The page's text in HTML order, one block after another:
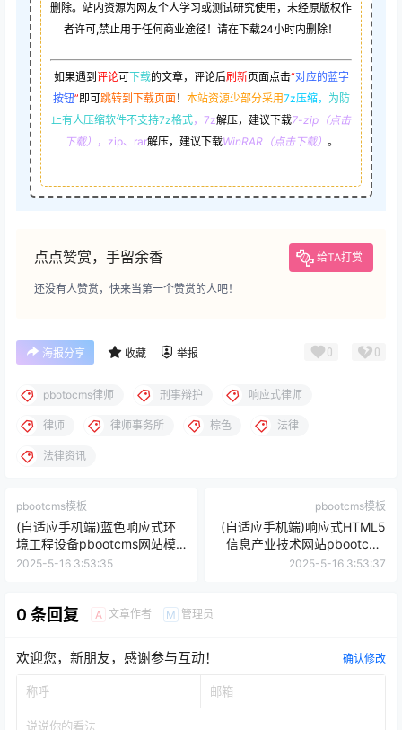
删除。站内资源为网友个人学习或测试研究使用，未经原版权作
者许可,禁止用于任何商业途径！请在下载24小时内删除！
如果遇到 评论可下载的文章，评论后刷新页面点击“对应的蓝字
按钮” 即可跳转到下载页面！ 本站资源少部分采用7z压缩， 为防
止有人压缩软件不支持7z格式，7z解压，建议下载7-zip（点击
下载） ，zip、rar解压，建议下载WinRAR（点击下载） 。
点点赞赏，手留余香 给TA打赏
还没有人赞赏，快来当第一个赞赏的人吧！
海报分享 收藏 举报 0 0
pbotocms律师 刑事辩护 响应式律师
律师 律师事务所 棕色 法律
法律资讯
pbootcms模板
(自适应手机端)蓝色响应式环
境工程设备pbootcms网站模
板 html5环保设备网站源码下
2025-5-16 3:53:35
pbootcms模板
(自适应手机端)响应式HTML5
信息产业技术网站pbootcms
模板 高新科技企业集团网站源
2025-5-16 3:53:37
0 条回复 A 文章作者 M 管理员
欢迎您，新朋友，感谢参与互动！ 确认修改